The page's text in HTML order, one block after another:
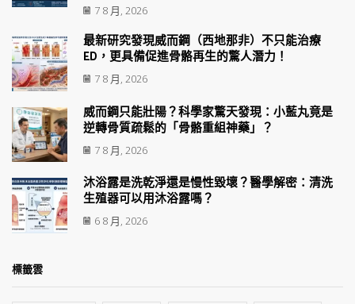
7 8 月, 2026
最新研究發現威而鋼（西地那非）不只能治療
ED，更具備促進骨骼再生的驚人潛力！
7 8 月, 2026
威而鋼只能壯陽？科學家驚天發現：小藍丸竟是
逆轉骨質疏鬆的「骨骼重組神藥」？
7 8 月, 2026
沐浴露是洗乾淨還是慢性毀壞？醫學解密：清洗
生殖器可以用沐浴露嗎？
6 8 月, 2026
標籤雲